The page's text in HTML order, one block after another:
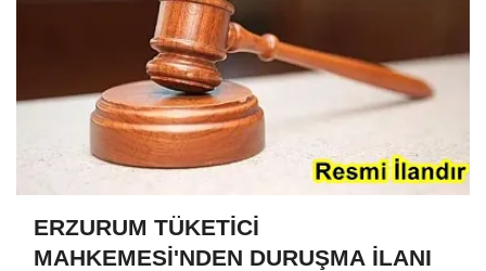
ERZURUM TÜKETİCİ
MAHKEMESİ'NDEN DURUŞMA İLANI